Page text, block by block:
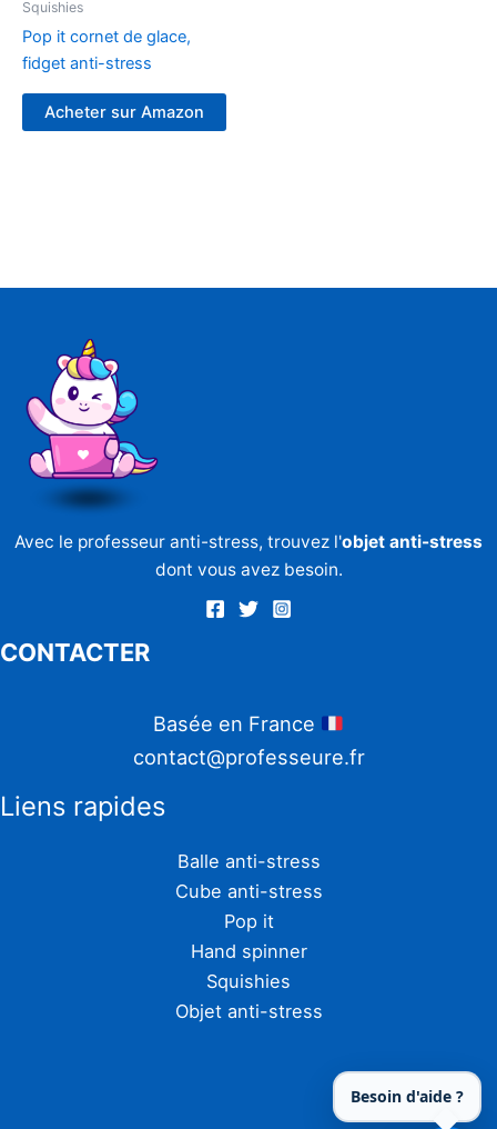
Squishies
Pop it cornet de glace,
fidget anti-stress
Acheter sur Amazon
Avec le professeur anti-stress, trouvez l'objet anti-stress
dont vous avez besoin.
CONTACTER
Basée en France
contact@professeure.fr
Liens rapides
Balle anti-stress
Cube anti-stress
Pop it
Hand spinner
Squishies
Objet anti-stress
Besoin d'aide ?